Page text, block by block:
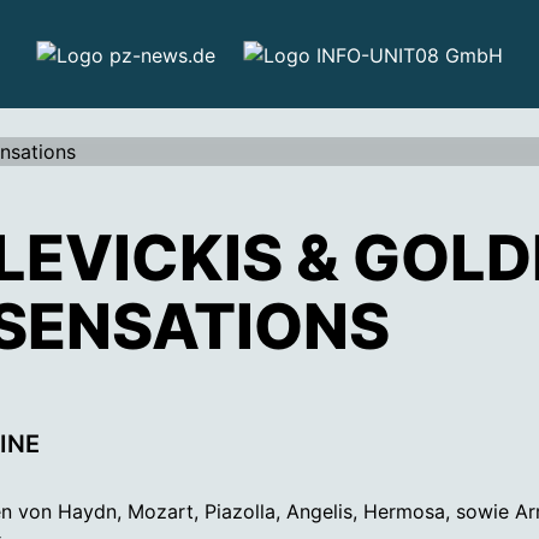
&
von Haydn, Mozart, Piazolla, Angelis, Hermosa, sowie